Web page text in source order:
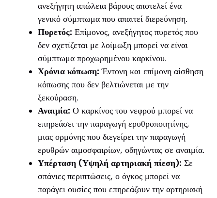
ανεξήγητη απώλεια βάρους αποτελεί ένα
γενικό σύμπτωμα που απαιτεί διερεύνηση.
Πυρετός: Επίμονος, ανεξήγητος πυρετός που
δεν σχετίζεται με λοίμωξη μπορεί να είναι
σύμπτωμα προχωρημένου καρκίνου.
Χρόνια κόπωση: Έντονη και επίμονη αίσθηση
κόπωσης που δεν βελτιώνεται με την
ξεκούραση.
Αναιμία: Ο καρκίνος του νεφρού μπορεί να
επηρεάσει την παραγωγή ερυθροποιητίνης,
μιας ορμόνης που διεγείρει την παραγωγή
ερυθρών αιμοσφαιρίων, οδηγώντας σε αναιμία.
Υπέρταση (Υψηλή αρτηριακή πίεση): Σε
σπάνιες περιπτώσεις, ο όγκος μπορεί να
παράγει ουσίες που επηρεάζουν την αρτηριακή